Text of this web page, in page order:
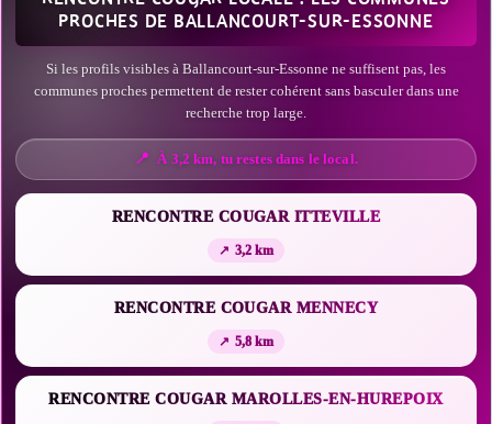
PROCHES DE BALLANCOURT-SUR-ESSONNE
Si les profils visibles à Ballancourt-sur-Essonne ne suffisent pas, les
communes proches permettent de rester cohérent sans basculer dans une
recherche trop large.
À 3,2 km, tu restes dans le local.
RENCONTRE COUGAR ITTEVILLE
3,2 km
RENCONTRE COUGAR MENNECY
5,8 km
RENCONTRE COUGAR MAROLLES-EN-HUREPOIX